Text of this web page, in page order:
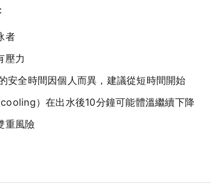
者
壓力
安全時間因個人而異，建議從短時間開始
）在出水後10分鐘可能體溫繼續下降
重風險